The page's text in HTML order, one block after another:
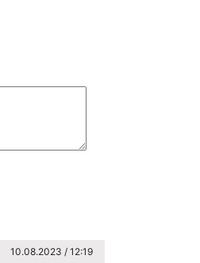
10.08.2023 / 12:19